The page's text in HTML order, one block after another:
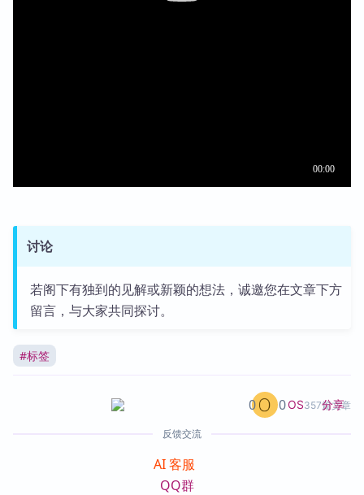
讨论
若阁下有独到的见解或新颖的想法，诚邀您在文章下方
留言，与大家共同探讨。
#标签
OS357篇文章
0 0 分享
反馈交流
AI 客服
QQ群